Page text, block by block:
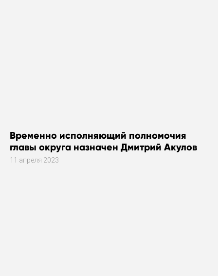
Временно исполняющий полномочия
главы округа назначен Дмитрий Акулов
11 апреля 2023